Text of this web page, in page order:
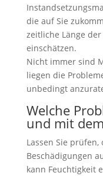
die auf Sie
zeitliche Länge der
einschätzen.
Nicht immer sind
liegen die
unbedingt
Welche
und mit
Lassen Sie prüfen,
Beschädigungen
kann Feuchtigkeit